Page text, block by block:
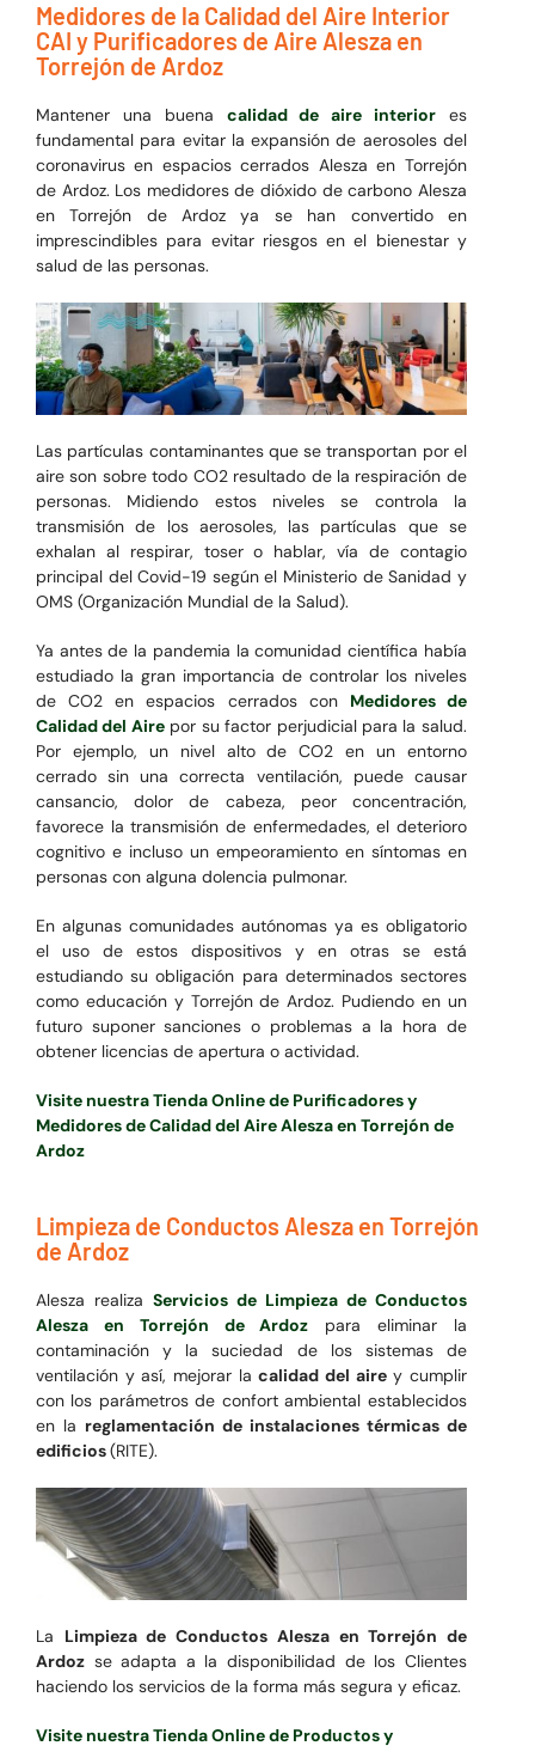
Medidores de la Calidad del Aire Interior
CAI y Purificadores de Aire Alesza en
Torrejón de Ardoz
Mantener una buena calidad de aire interior es
fundamental para evitar la expansión de aerosoles del
coronavirus en espacios cerrados Alesza en Torrejón
de Ardoz. Los medidores de dióxido de carbono Alesza
en Torrejón de Ardoz ya se han convertido en
imprescindibles para evitar riesgos en el bienestar y
salud de las personas.
Las partículas contaminantes que se transportan por el
aire son sobre todo CO2 resultado de la respiración de
personas. Midiendo estos niveles se controla la
transmisión de los aerosoles, las partículas que se
exhalan al respirar, toser o hablar, vía de contagio
principal del Covid-19 según el Ministerio de Sanidad y
OMS (Organización Mundial de la Salud).
Ya antes de la pandemia la comunidad científica había
estudiado la gran importancia de controlar los niveles
de CO2 en espacios cerrados con Medidores de
Calidad del Airepor su factor perjudicial para la salud.
Por ejemplo, un nivel alto de CO2 en un entorno
cerrado sin una correcta ventilación, puede causar
cansancio, dolor de cabeza, peor concentración,
favorece la transmisión de enfermedades, el deterioro
cognitivo e incluso un empeoramiento en síntomas en
personas con alguna dolencia pulmonar.
En algunas comunidades autónomas ya es obligatorio
el uso de estos dispositivos y en otras se está
estudiando su obligación para determinados sectores
como educación y Torrejón de Ardoz. Pudiendo en un
futuro suponer sanciones o problemas a la hora de
obtener licencias de apertura o actividad.
Visite nuestra Tienda Online de Purificadores y
Medidores de Calidad del Aire Alesza en Torrejón de
Ardoz
Limpieza de Conductos Alesza en Torrejón
de Ardoz
Alesza realiza Servicios de Limpieza de Conductos
Alesza en Torrejón de Ardoz para eliminar la
contaminación y la suciedad de los sistemas de
ventilación y así, mejorar lacalidad del airey cumplir
con los parámetros de confort ambiental establecidos
en la reglamentación de instalaciones térmicas de
edificios(RITE).
La Limpieza de Conductos Alesza en Torrejón de
Ardozse adapta a la disponibilidad de los Clientes
haciendo los servicios de la forma más segura y eficaz.
Visite nuestra Tienda Online de Productos y